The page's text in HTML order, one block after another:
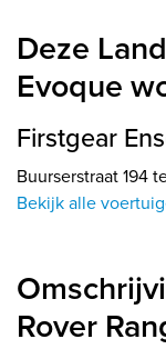
Deze
Evoque
Firstgear
Buurserstraat 194
Bekijk alle
Rover